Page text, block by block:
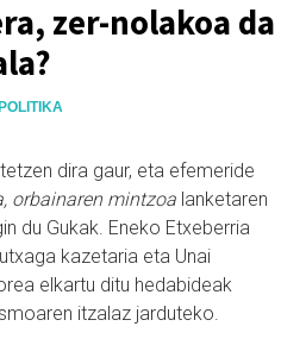
zer-nolakoa da
POLITIKA
dira gaur, eta efemeride
orbainaren mintzoa lanketaren
du Gukak. Eneko Etxeberria
kazetaria eta Unai
elkartu ditu hedabideak
itzalaz jarduteko.